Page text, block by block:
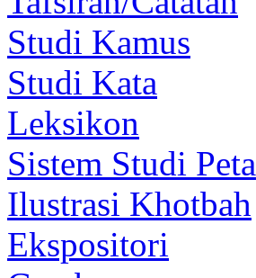
Studi Kamus
Studi Kata
Leksikon
Sistem Studi Peta
Ilustrasi Khotbah
Ekspositori